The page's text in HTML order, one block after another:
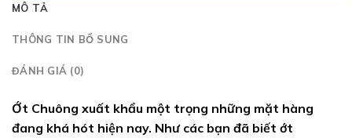
MÔ TẢ
THÔNG TIN BỔ SUNG
ĐÁNH GIÁ (0)
Ớt Chuông xuất khẩu một trọng những mặt hàng
đang khá hót hiện nay. Như các bạn đã biết ớt